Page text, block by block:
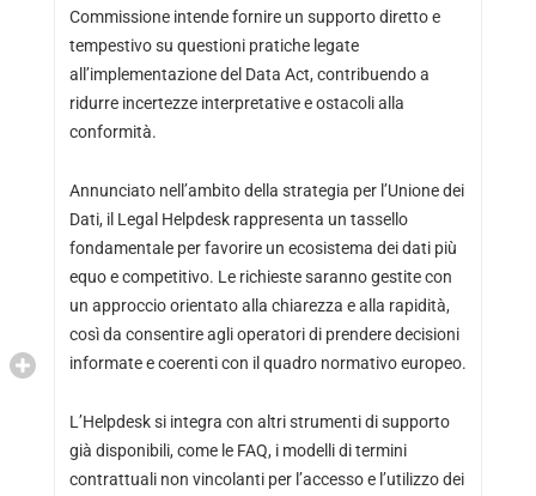
Commissione intende fornire un supporto diretto e
tempestivo su questioni pratiche legate
all’implementazione del Data Act, contribuendo a
ridurre incertezze interpretative e ostacoli alla
conformità.
Annunciato nell’ambito della strategia per l’Unione dei
Dati, il Legal Helpdesk rappresenta un tassello
fondamentale per favorire un ecosistema dei dati più
equo e competitivo. Le richieste saranno gestite con
un approccio orientato alla chiarezza e alla rapidità,
così da consentire agli operatori di prendere decisioni
informate e coerenti con il quadro normativo europeo.
L’Helpdesk si integra con altri strumenti di supporto
già disponibili, come le FAQ, i modelli di termini
contrattuali non vincolanti per l’accesso e l’utilizzo dei